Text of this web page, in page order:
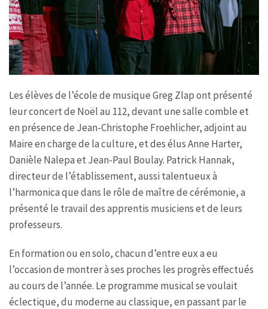
Les élèves de l’école de musique Greg Zlap ont présenté
leur concert de Noël au 112, devant une salle comble et
en présence de Jean-Christophe Froehlicher, adjoint au
Maire en charge de la culture, et des élus Anne Harter,
Danièle Nalepa et Jean-Paul Boulay. Patrick Hannak,
directeur de l’établissement, aussi talentueux à
l’harmonica que dans le rôle de maître de cérémonie, a
présenté le travail des apprentis musiciens et de leurs
professeurs.
En formation ou en solo, chacun d’entre eux a eu
l’occasion de montrer à ses proches les progrès effectués
au cours de l’année. Le programme musical se voulait
éclectique, du moderne au classique, en passant par le